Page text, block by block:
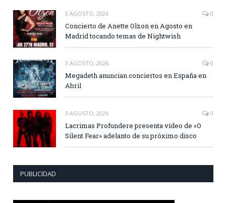
3 AGOSTO, 2026 0
Concierto de Anette Olzon en Agosto en
Madrid tocando temas de Nightwish
3 AGOSTO, 2026 0
Megadeth anuncian conciertos en España en
Abril
3 AGOSTO, 2026 0
Lacrimas Profundere presenta vídeo de «O
Silent Fear» adelanto de su próximo disco
PUBLICIDAD